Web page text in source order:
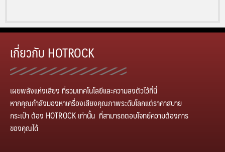
เกี่ยวกับ HOTROCK
เผยพลังแห่งเสียง ที่รวมเทคโนโลยีและความลงตัวไว้ที่นี่
หากคุณกำลังมองหาเครื่องเสียงคุณภาพระดับโลกแต่ราคาสบาย
กระเป๋าต้อง HOTROCKเท่านั้น ที่สามารถตอบโจทย์ความต้องการ
ของคุณได้